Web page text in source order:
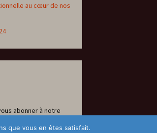
au cœur de nos
abonner à notre
que vous en êtes satisfait.